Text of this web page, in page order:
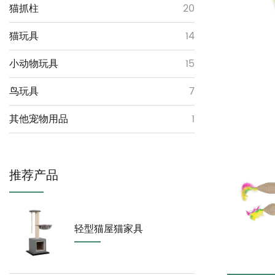
猫抓柱
20
猫玩具
14
小动物玩具
15
鸟玩具
7
其他宠物用品
1
推荐产品
轻型猫屋猫家具